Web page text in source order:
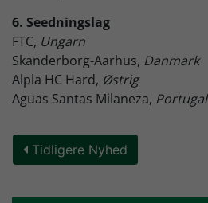
6. Seedningslag
FTC, Ungarn
Skanderborg-Aarhus, Danmark
Alpla HC Hard, Østrig
Aguas Santas Milaneza, Portugal
Tidligere Nyhed